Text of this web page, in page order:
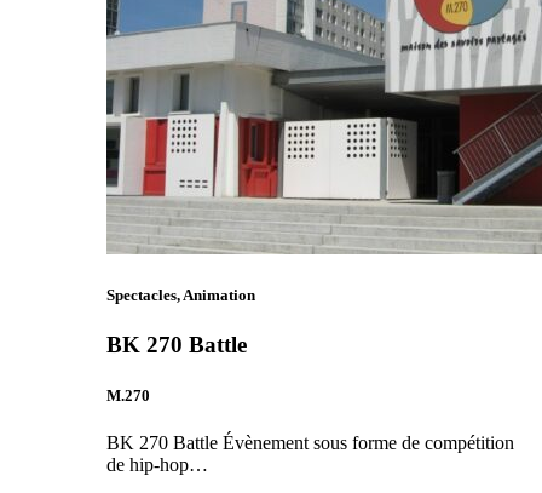
Spectacles, Animation
BK 270 Battle
M.270
BK 270 Battle Évènement sous forme de compétition
de hip-hop…